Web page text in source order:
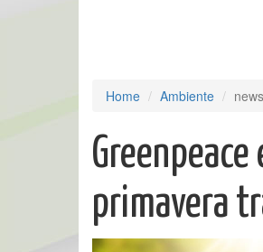
Home Ambiente news
primavera